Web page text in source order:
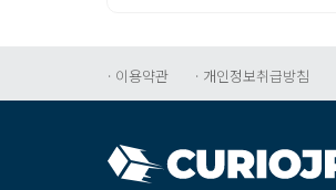
·이용약관 ·개인정보취급방침